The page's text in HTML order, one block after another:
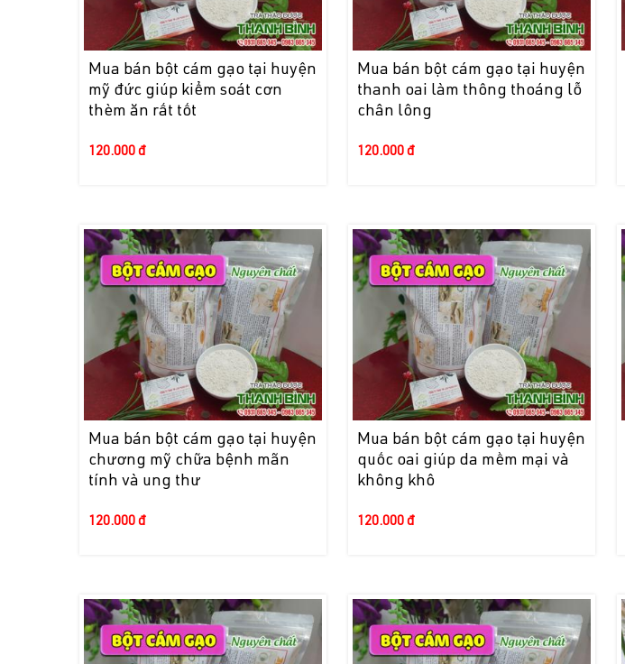
Mua bán bột cám gạo tại huyện
mỹ đức giúp kiểm soát cơn
thèm ăn rất tốt
120.000 đ
Mua bán bột cám gạo tại huyện
thanh oai làm thông thoáng lỗ
chân lông
120.000 đ
Mua bán bột cám gạo tại huyện
chương mỹ chữa bệnh mãn
tính và ung thư
120.000 đ
Mua bán bột cám gạo tại huyện
quốc oai giúp da mềm mại và
không khô
120.000 đ